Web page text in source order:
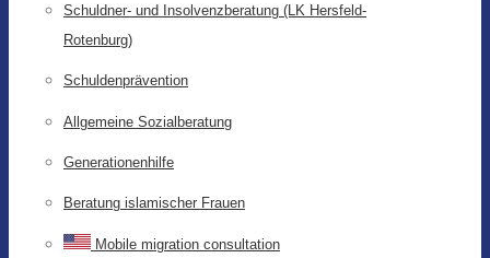
Schuldner- und Insolvenzberatung (LK Hersfeld-
Rotenburg)
Schuldenprävention
Allgemeine Sozialberatung
Generationenhilfe
Beratung islamischer Frauen
Mobile migration consultation